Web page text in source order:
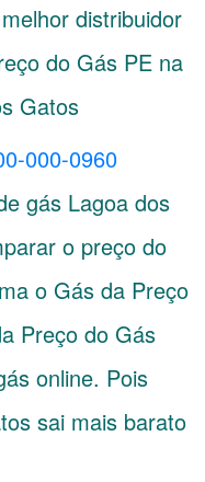
distribuidor
do Gás PE na
Gatos
000-0960
gás Lagoa dos
o preço do
o Gás da Preço
Preço do Gás
online. Pois
sai mais barato